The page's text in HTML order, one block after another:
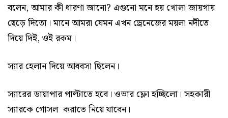
বলেন, আমার কী ধারণা জানো? এগুনো মনে হয় খোলা জায়গায়
ছেড়ে দিতো। মানে আমরা যেমন এখন ড্রেনেজের ময়লা নদীতে
দিয়ে দিই, ওই রকম।
স্যার হেলান দিয়ে আধবসা ছিলেন।
স্যারের ডায়াপার পাল্টাতে হবে। ওভার ফ্লো হচ্ছিলো। সহকারী
স্যারকে গোসল করাতে নিয়ে যাবেন।